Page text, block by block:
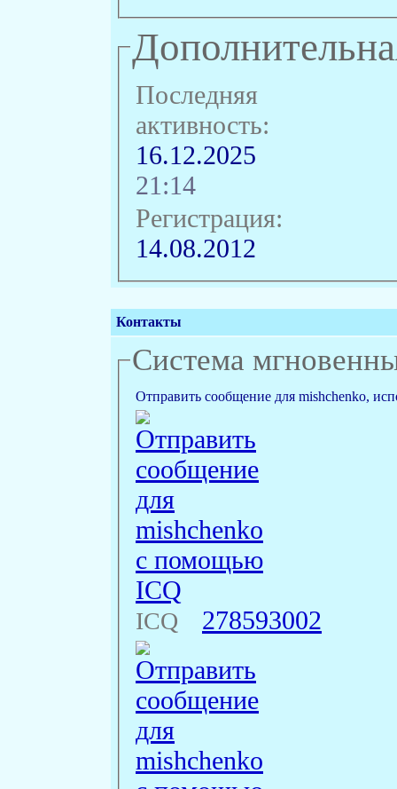
Последняя
активность:
16.12.2025
21:14
Регистрация:
14.08.2012
Контакты
Система
Отправить сообщение для mishchenko,
ICQ 278593002